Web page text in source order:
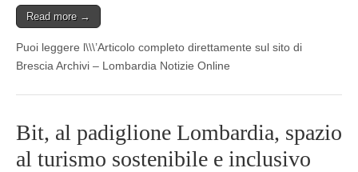
Read more →
Puoi leggere l\\\’Articolo completo direttamente sul sito di
Brescia Archivi – Lombardia Notizie Online
Bit, al padiglione Lombardia, spazio
al turismo sostenibile e inclusivo